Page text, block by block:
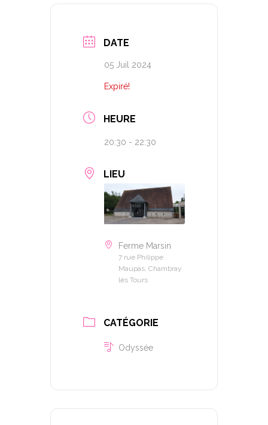
DATE
05 Juil 2024
Expiré!
HEURE
20:30 - 22:30
LIEU
Ferme Marsin
7 rue Philippe
Maupas, Chambray
lès Tours
CATÉGORIE
Odyssée